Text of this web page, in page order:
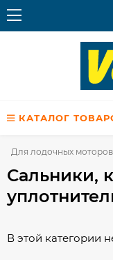
КАТАЛОГ
Для лодочных моторов
Сальники,
В этой категории